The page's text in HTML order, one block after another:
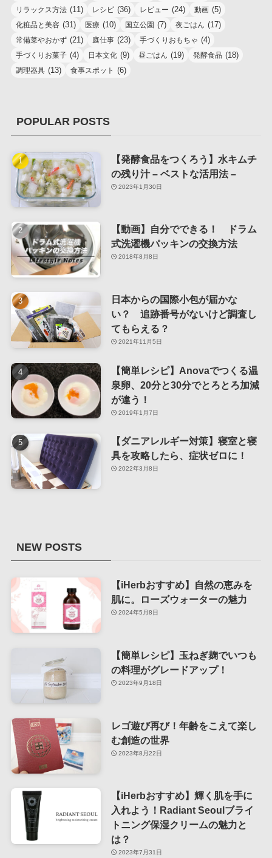
リラックス方法 (11) レシピ (36) レビュー (24) 動画 (5)
化粧品と美容 (31) 医療 (10) 国立公園 (7) 夜ごはん (17)
常備菜やおかず (21) 庭仕事 (23) 手づくりおもちゃ (4)
手づくりお菓子 (4) 日本文化 (9) 昼ごはん (19) 発酵食品 (18)
調理器具 (13) 食事スポット (6)
POPULAR POSTS
【発酵食品をつくろう】水キムチ
の残り汁 – ベストな活用法 –
2023年1月30日
【動画】自分でできる！ ドラム
式洗濯機パッキンの交換方法
2018年8月8日
日本からの国際小包が届かな
い？ 追跡番号がないけど調査し
てもらえる？
2021年11月5日
【簡単レシピ】Anovaでつくる温
泉卵、20分と30分でとろとろ加減
が違う！
2019年1月7日
【ダニアレルギー対策】寝室と寝
具を攻略したら、症状ゼロに！
2022年3月8日
NEW POSTS
【iHerbおすすめ】自然の恵みを
肌に。ローズウォーターの魅力
2024年5月8日
【簡単レシピ】玉ねぎ麹でいつも
の料理がグレードアップ！
2023年9月18日
レゴ遊び再び！年齢をこえて楽し
む創造の世界
2023年8月22日
【iHerbおすすめ】輝く肌を手に
入れよう！Radiant Seoulブライ
トニング保湿クリームの魅力と
は？
2023年7月31日